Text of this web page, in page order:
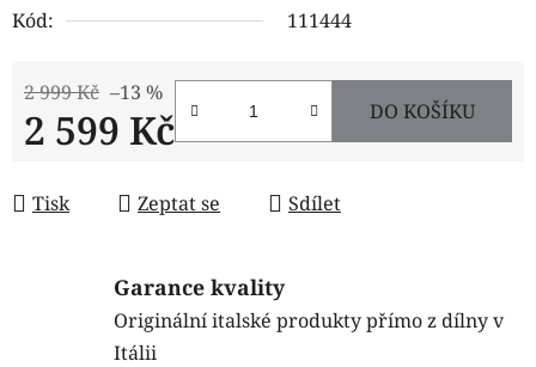
Kód:
111444
2 999 Kč –13 %
2 599 Kč DO KOŠÍKU
Tisk Zeptat se Sdílet
Garance kvality
Originální italské produkty přímo z dílny v
Itálii